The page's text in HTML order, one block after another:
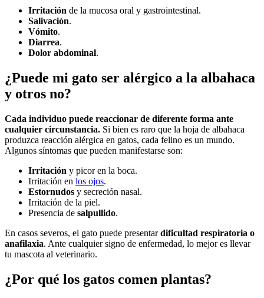
Irritación de la mucosa oral y gastrointestinal.
Salivación.
Vómito.
Diarrea.
Dolor abdominal.
¿Puede mi gato ser alérgico a la albahaca
y otros no?
Cada individuo puede reaccionar de diferente forma ante
cualquier circunstancia. Si bien es raro que la hoja de albahaca
produzca reacción alérgica en gatos, cada felino es un mundo.
Algunos síntomas que pueden manifestarse son:
Irritación y picor en la boca.
Irritación en los ojos.
Estornudos y secreción nasal.
Irritación de la piel.
Presencia de salpullido.
En casos severos, el gato puede presentardificultad respiratoria o
anafilaxia. Ante cualquier signo de enfermedad, lo mejor es llevar
tu mascota al veterinario.
¿Por qué los gatos comen plantas?